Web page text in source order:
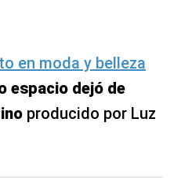
en moda y belleza
espacio dejó de
producido por Luz